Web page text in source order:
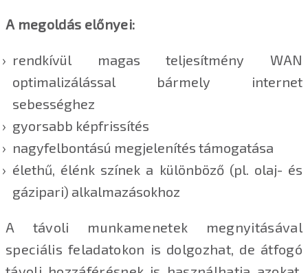
A megoldás előnyei:
rendkívül magas teljesítmény WAN
optimalizálással bármely internet
sebességhez
gyorsabb képfrissítés
nagyfelbontású megjelenítés támogatása
élethű, élénk színek a különböző (pl. olaj- és
gázipari) alkalmazásokhoz
A távoli munkamenetek megnyitásával
speciális feladatokon is dolgozhat, de átfogó